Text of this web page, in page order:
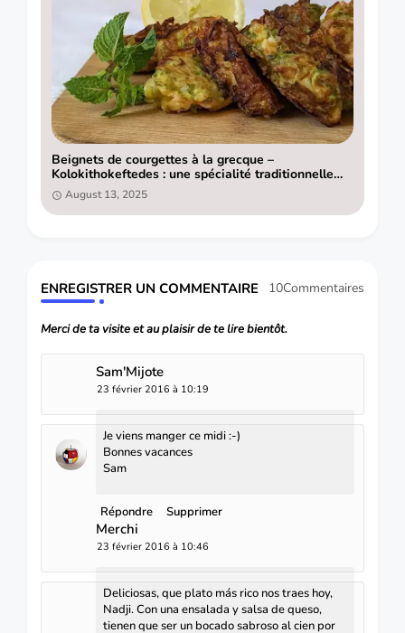
Beignets de courgettes à la grecque –
Kolokithokeftedes : une spécialité traditionnelle
pleine de saveurs
August 13, 2025
ENREGISTRER UN COMMENTAIRE 10Commentaires
Merci de ta visite et au plaisir de te lire bientôt.
Sam'Mijote
23 février 2016 à 10:19
Je viens manger ce midi :-)
Bonnes vacances
Sam
Répondre Supprimer
Merchi
23 février 2016 à 10:46
Deliciosas, que plato más rico nos traes hoy,
Nadji. Con una ensalada y salsa de queso,
tienen que ser un bocado sabroso al cien por